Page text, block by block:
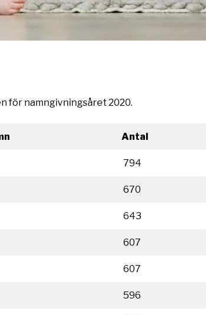
för namngivningsåret 2020.
Antal
794
670
643
607
607
596